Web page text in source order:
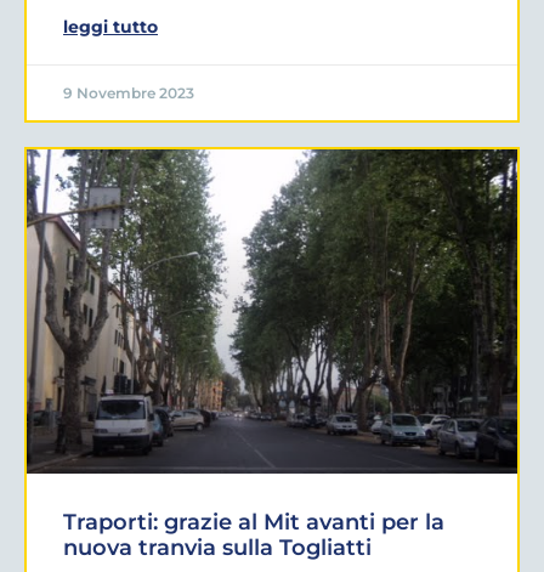
leggi tutto
9 Novembre 2023
Traporti: grazie al Mit avanti per la
nuova tranvia sulla Togliatti